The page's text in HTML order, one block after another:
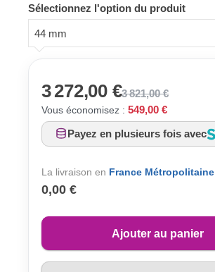
Sélectionnez l'option du produit
44 mm
3 272,00 €3 821,00 €
Vous économisez : 549,00 €
Payez en plusieurs fois avec
La livraison en France Métropolitaine
0,00 €
Ajouter au panier